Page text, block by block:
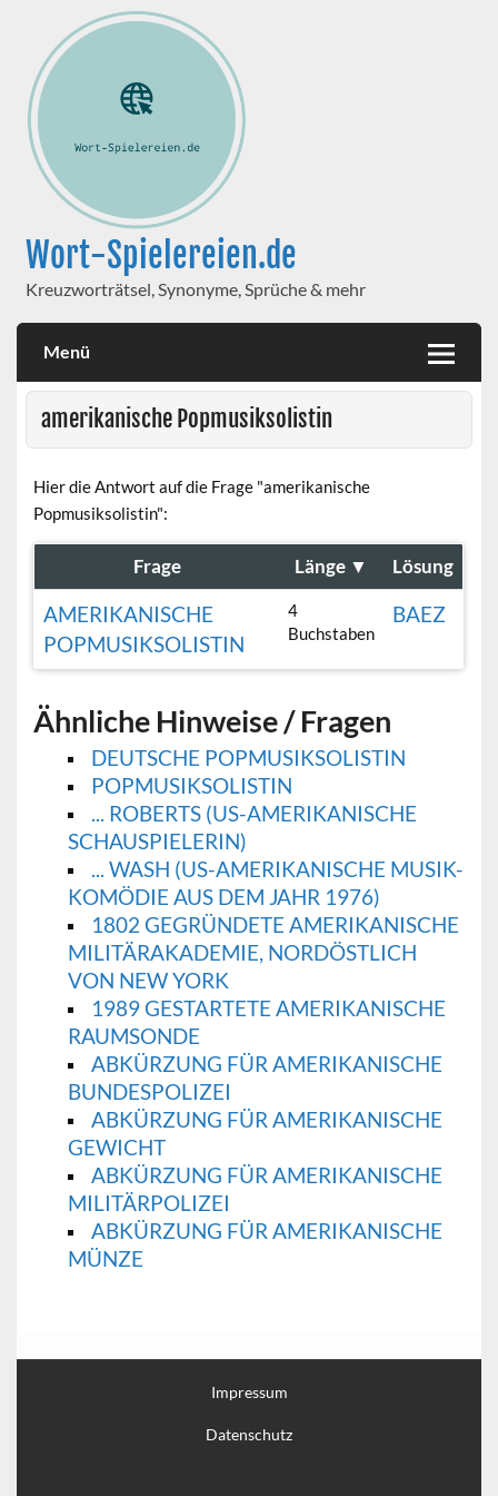
Wort-Spielereien.de
Kreuzworträtsel, Synonyme, Sprüche & mehr
Menü
amerikanische Popmusiksolistin
Hier die Antwort auf die Frage "amerikanische
Popmusiksolistin":
Frage Länge ▼ Lösung
AMERIKANISCHE
POPMUSIKSOLISTIN
4
Buchstaben
BAEZ
Ähnliche Hinweise / Fragen
DEUTSCHE POPMUSIKSOLISTIN
POPMUSIKSOLISTIN
... ROBERTS (US-AMERIKANISCHE
SCHAUSPIELERIN)
... WASH (US-AMERIKANISCHE MUSIK-
KOMÖDIE AUS DEM JAHR 1976)
1802 GEGRÜNDETE AMERIKANISCHE
MILITÄRAKADEMIE, NORDÖSTLICH
VON NEW YORK
1989 GESTARTETE AMERIKANISCHE
RAUMSONDE
ABKÜRZUNG FÜR AMERIKANISCHE
BUNDESPOLIZEI
ABKÜRZUNG FÜR AMERIKANISCHE
GEWICHT
ABKÜRZUNG FÜR AMERIKANISCHE
MILITÄRPOLIZEI
ABKÜRZUNG FÜR AMERIKANISCHE
MÜNZE
Impressum
Datenschutz